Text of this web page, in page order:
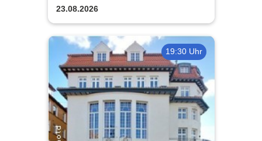
23.08.2026
19:30 Uhr